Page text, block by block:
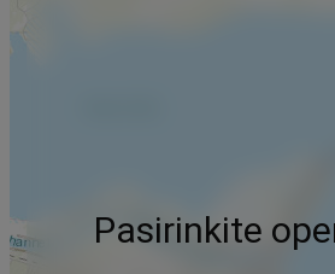
Pasirinkite